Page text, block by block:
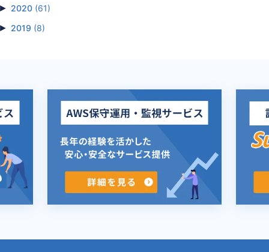
2020 (61)
2019 (8)